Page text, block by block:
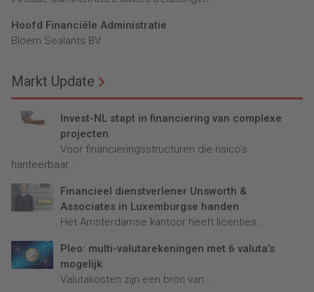
Hoofd Financiële Administratie
Bloem Sealants BV
Markt Update
Invest-NL stapt in financiering van complexe
projecten
Voor financieringsstructuren die risico’s
hanteerbaar...
Financieel dienstverlener Unsworth &
Associates in Luxemburgse handen
Het Amsterdamse kantoor heeft licenties...
Pleo: multi-valutarekeningen met 6 valuta’s
mogelijk
Valutakosten zijn een bron van...